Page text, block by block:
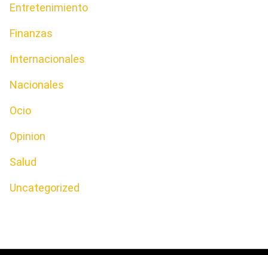
Entretenimiento
Finanzas
Internacionales
Nacionales
Ocio
Opinion
Salud
Uncategorized